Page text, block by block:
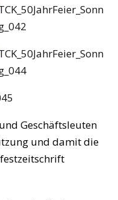
Geschäftsleuten
und damit die